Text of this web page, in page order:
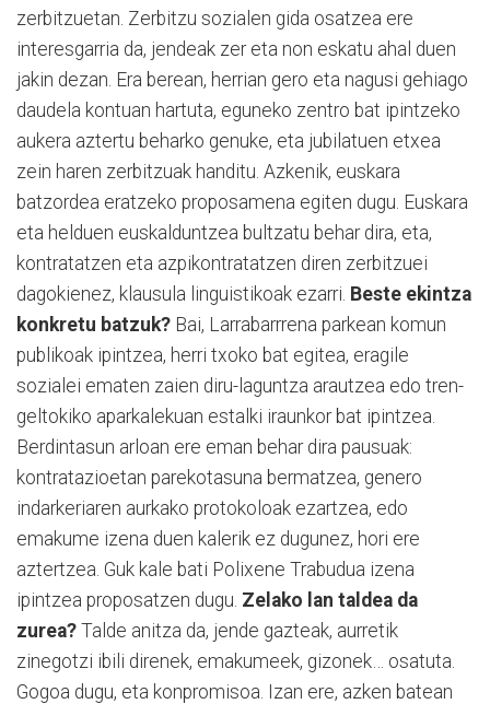
zerbitzuetan. Zerbitzu sozialen gida osatzea ere
interesgarria da, jendeak zer eta non eskatu ahal duen
jakin dezan. Era berean, herrian gero eta nagusi gehiago
daudela kontuan hartuta, eguneko zentro bat ipintzeko
aukera aztertu beharko genuke, eta jubilatuen etxea
zein haren zerbitzuak handitu. Azkenik, euskara
batzordea eratzeko proposamena egiten dugu. Euskara
eta helduen euskalduntzea bultzatu behar dira, eta,
kontratatzen eta azpikontratatzen diren zerbitzuei
dagokienez, klausula linguistikoak ezarri. Beste ekintza
konkretu batzuk? Bai, Larrabarrrena parkean komun
publikoak ipintzea, herri txoko bat egitea, eragile
sozialei ematen zaien diru-laguntza arautzea edo tren-
geltokiko aparkalekuan estalki iraunkor bat ipintzea.
Berdintasun arloan ere eman behar dira pausuak:
kontratazioetan parekotasuna bermatzea, genero
indarkeriaren aurkako protokoloak ezartzea, edo
emakume izena duen kalerik ez dugunez, hori ere
aztertzea. Guk kale bati Polixene Trabudua izena
ipintzea proposatzen dugu. Zelako lan taldea da
zurea? Talde anitza da, jende gazteak, aurretik
zinegotzi ibili direnek, emakumeek, gizonek… osatuta.
Gogoa dugu, eta konpromisoa. Izan ere, azken batean